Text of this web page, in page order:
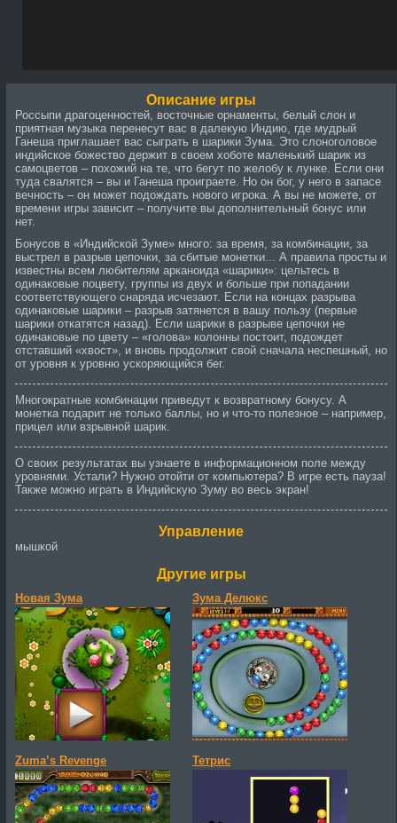
Описание игры
Россыпи драгоценностей, восточные орнаменты, белый слон и
приятная музыка перенесут вас в далекую Индию, где мудрый
Ганеша приглашает вас сыграть в шарики Зума. Это слоноголовое
индийское божество держит в своем хоботе маленький шарик из
самоцветов – похожий на те, что бегут по желобу к лунке. Если они
туда свалятся – вы и Ганеша проиграете. Но он бог, у него в запасе
вечность – он может подождать нового игрока. А вы не можете, от
времени игры зависит – получите вы дополнительный бонус или
нет.
Бонусов в «Индийской Зуме» много: за время, за комбинации, за
выстрел в разрыв цепочки, за сбитые монетки... А правила просты и
известны всем любителям арканоида «шарики»: цельтесь в
одинаковые поцвету, группы из двух и больше при попадании
соответствующего снаряда исчезают. Если на концах разрыва
одинаковые шарики – разрыв затянется в вашу пользу (первые
шарики откатятся назад). Если шарики в разрыве цепочки не
одинаковые по цвету – «голова» колонны постоит, подождет
отставший «хвост», и вновь продолжит свой сначала неспешный, но
от уровня к уровню ускоряющийся бег.
Многократные комбинации приведут к возвратному бонусу. А
монетка подарит не только баллы, но и что-то полезное – например,
прицел или взрывной шарик.
О своих результатах вы узнаете в информационном поле между
уровнями. Устали? Нужно отойти от компьютера? В игре есть пауза!
Также можно играть в Индийскую Зуму во весь экран!
Управление
мышкой
Другие игры
Новая Зума Зума Делюкс
Zuma’s Revenge Тетрис